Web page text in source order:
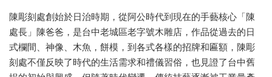
陳彫刻處創始於日治時期，從阿公時代到現在的手藝核心「陳
處長」陳爸爸，是台中老城區老字號木雕店，作品從過去的日
式欄間、神像、木魚，餅模，到各式各樣的招牌和匾額，陳彫
刻處不僅反映了時代的生活需求和禮儀習俗，也見證了台中舊